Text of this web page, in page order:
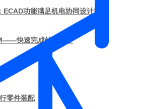
功能满足机电协同设计需求
快速完成钻头设计
零件装配